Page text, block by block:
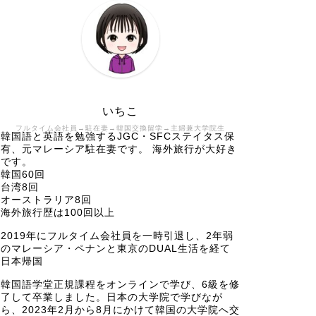
フルタイム会社員→駐在妻→韓国交換留学→主婦兼大学院生
いちこ
韓国語と英語を勉強するJGC・SFCステイタス保
有、元マレーシア駐在妻です。 海外旅行が大好き
です。
韓国60回
台湾8回
オーストラリア8回
海外旅行歴は100回以上
2019年にフルタイム会社員を一時引退し、2年弱
のマレーシア・ペナンと東京のDUAL生活を経て
日本帰国
韓国語学堂正規課程をオンラインで学び、6級を修
了して卒業しました。日本の大学院で学びなが
ら、2023年2月から8月にかけて韓国の大学院へ交